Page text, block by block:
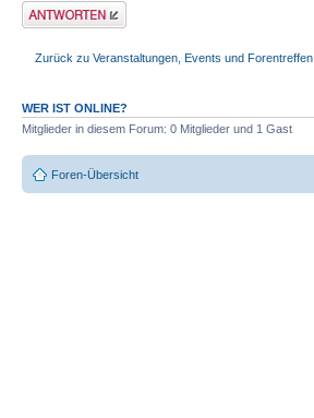
Antwort erstellen
Zurück zu Veranstaltungen, Events und Forentreffen
WER IST ONLINE?
Mitglieder in diesem Forum: 0 Mitglieder und 1 Gast
Foren-Übersicht